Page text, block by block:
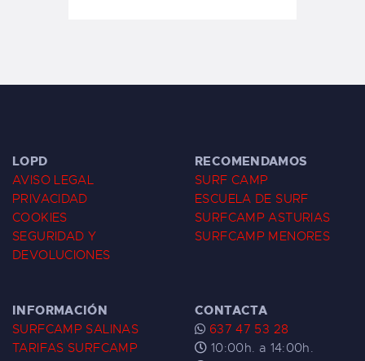
LOPD
AVISO LEGAL
PRIVACIDAD
COOKIES
SEGURIDAD Y
DEVOLUCIONES
RECOMENDAMOS
SURF CAMP
ESCUELA DE SURF
SURFCAMP ASTURIAS
SURFCAMP MENORES
INFORMACIÓN
SURFCAMP SALINAS
TARIFAS SURFCAMP
CONTACTA
637 47 53 28
10:00h. a 14:00h.